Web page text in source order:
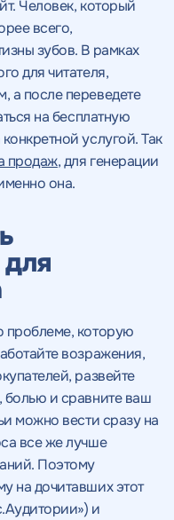
Человек, который
всего,
зубов. В рамках
для читателя,
а после переведете
на бесплатную
услугой. Так
продаж, для генерации
она.
проблеме, которую
возражения,
развейте
и сравните ваш
можно вести сразу на
все же лучше
Поэтому
на дочитавших этот
и